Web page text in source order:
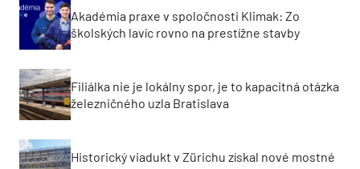
Akadémia praxe v spoločnosti Klimak: Zo
školských lavíc rovno na prestížne stavby
Filiálka nie je lokálny spor, je to kapacitná otázka
železničného uzla Bratislava
Historický viadukt v Zürichu získal nové mostné